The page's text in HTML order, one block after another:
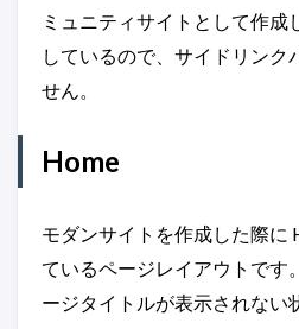
ミュニティサイトとして作成
しているので、サイドリンク
せん。
Home
モダンサイトを作成した際に
ているページレイアウトです
ージタイトルが表示されない